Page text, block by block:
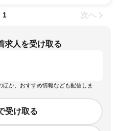
1 次へ
求人を受け取る
ほか、おすすめ情報なども配信しま
受け取る